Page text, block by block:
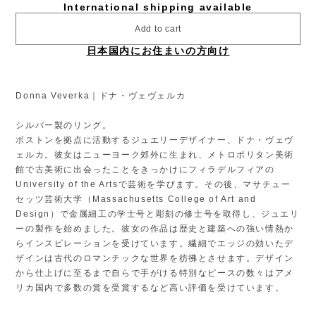
International shipping available
Add to cart
日本国内にお住まいの方向け
Donna Veverka｜ドナ・ヴェヴェルカ
シルバー製のリング。
ボストンを拠点に活動するジュエリーデザイナー、ドナ・ヴェヴ
ェルカ。彼女はニューヨーク郊外に生まれ、メトロポリタン美術
館で古美術に出会ったことをきっかけにフィラデルフィアの
University of the Artsで芸術を学びます。その後、マサチュー
セッツ芸術大学（Massachusetts College of Art and
Design）で金属細工の学士号と彫刻の修士号を取得し、ジュエリ
ーの製作を始めました。彼女の作品は歴史と建築への強い情熱か
らインスピレーションを受けています。繊細でエッジの効いたデ
ザインは古代のロマンチックな世界を彷彿とさせます。デザイン
から仕上げに至るまで自らで手がける特別なピースの数々はアメ
リカ国内で多数の賞を受賞するなど高い評価を受けています。